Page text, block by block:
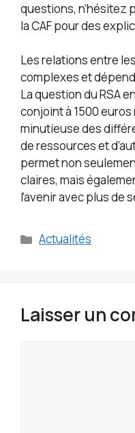
questions, n’hésitez
la CAF pour des
Les relations entre
complexes et
La question du RSA
conjoint à 1500
minutieuse des
de ressources et
permet non
claires, mais
l’avenir avec plus de
Catégories
Actualités
Laisser un